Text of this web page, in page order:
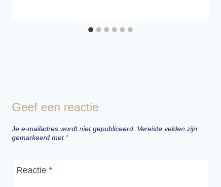
Geef een reactie
Je e-mailadres wordt niet gepubliceerd. Vereiste velden zijn
gemarkeerd met *
Reactie *